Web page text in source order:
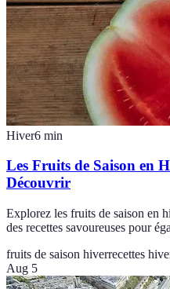
Hiver6 min
Les Fruits de Saison en
Découvrir
Explorez les fruits de saison en
des recettes savoureuses pour
fruits de saison hiverrecettes
Aug 5